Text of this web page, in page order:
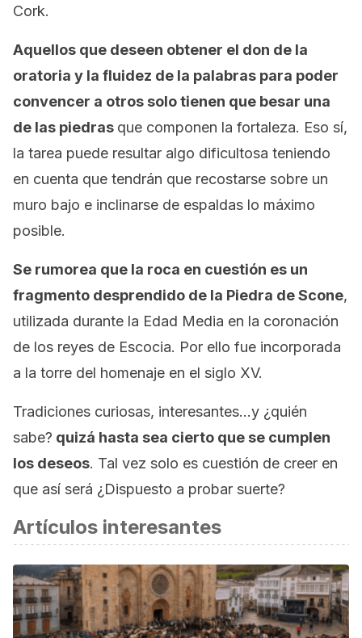
Cork.
Aquellos que deseen obtener el don de la
oratoria y la fluidez de la palabras para poder
convencer a otros solo tienen que besar una
de las piedras que componen la fortaleza. Eso sí,
la tarea puede resultar algo dificultosa teniendo
en cuenta que tendrán que recostarse sobre un
muro bajo e inclinarse de espaldas lo máximo
posible.
Se rumorea que la roca en cuestión es un
fragmento desprendido de la Piedra de Scone,
utilizada durante la Edad Media en la coronación
de los reyes de Escocia. Por ello fue incorporada
a la torre del homenaje en el siglo XV.
Tradiciones curiosas, interesantes…y ¿quién
sabe? quizá hasta sea cierto que se cumplen
los deseos. Tal vez solo es cuestión de creer en
que así será ¿Dispuesto a probar suerte?
Artículos interesantes